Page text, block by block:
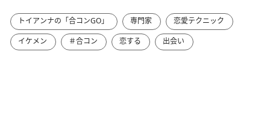
トイアンナの「合コンGO」 専門家
恋愛テクニック
イケメン
＃合コン 恋する 出会い